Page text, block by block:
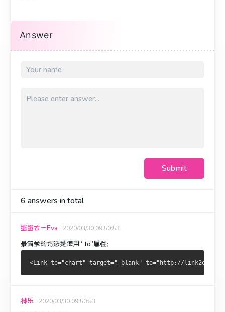
Answer
Submit
6 answers in total
蛋蛋古一Eva 2020/03/30 09:50:53
最简单的方法是使用“ to”属性：
神乐 2020/03/30 09:50:53